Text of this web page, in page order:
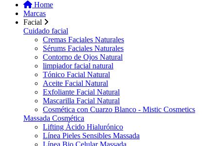
Home
Marcas
Facial
Cuidado facial
Cremas Faciales Naturales
Sérums Faciales Naturales
Contorno de Ojos Natural
limpiador facial natural
Tónico Facial Natural
Aceite Facial Natural
Exfoliante Facial Natural
Mascarilla Facial Natural
Cosmética con Cuarzo Blanco - Mistic Cosmetics
Massada Cosmética
Lifting Ácido Hialurónico
Línea Pieles Sensibles Massada
Línea Bio Celular Massada